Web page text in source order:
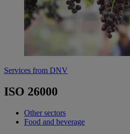
Services from DNV
ISO 26000
Other sectors
Food and beverage